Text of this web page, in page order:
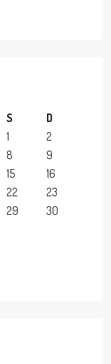
S
D
1
2
8
9
15
16
22
23
29
30